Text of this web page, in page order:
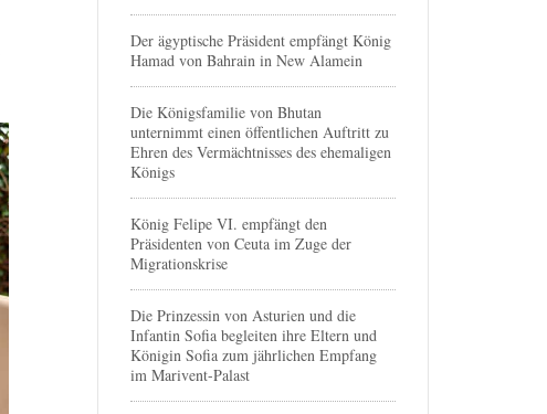
Der ägyptische Präsident empfängt König
Hamad von Bahrain in New Alamein
Die Königsfamilie von Bhutan
unternimmt einen öffentlichen Auftritt zu
Ehren des Vermächtnisses des ehemaligen
Königs
König Felipe VI. empfängt den
Präsidenten von Ceuta im Zuge der
Migrationskrise
Die Prinzessin von Asturien und die
Infantin Sofia begleiten ihre Eltern und
Königin Sofia zum jährlichen Empfang
im Marivent-Palast